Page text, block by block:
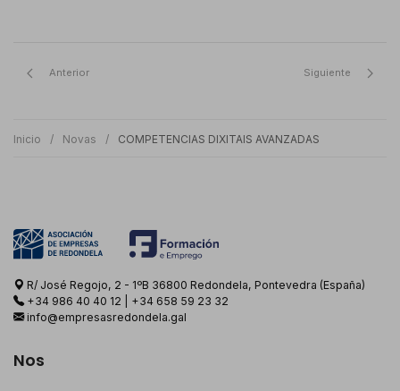
Anterior Siguiente
Inicio Novas COMPETENCIAS DIXITAIS AVANZADAS
R/ José Regojo, 2 - 1ºB 36800 Redondela, Pontevedra (España)
+34 986 40 40 12
+34 658 59 23 32
info@empresasredondela.gal
Nos